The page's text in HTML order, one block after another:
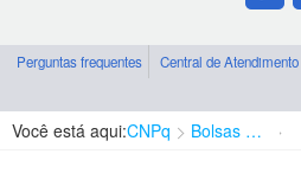
Perguntas frequentes Central de Atendimento
Você está aqui:CNPq Bolsas e Auxílios Vigentes